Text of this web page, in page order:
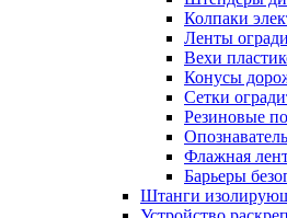
Колпаки
Ленты
Вехи
Конусы
Сетки
Резиновые
Флажная
Барьеры
Штанги